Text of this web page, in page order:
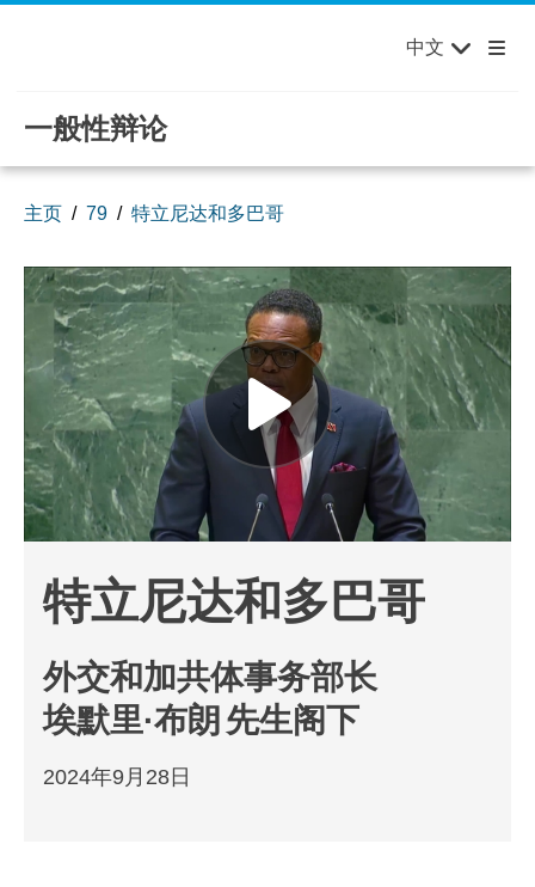
欢迎来到联合国，您的世界！ English Français
Español
中文
一般性辩论
主页 79 特立尼达和多巴哥
特立尼达和多巴哥
外交和加共体事务部长
埃默里·布朗 先生阁下
2024年9月28日